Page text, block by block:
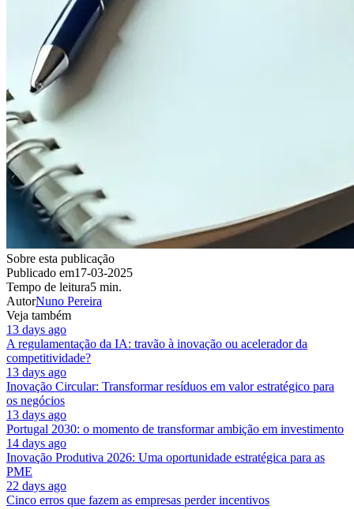
Sobre esta publicação
Publicado em17-03-2025
Tempo de leitura5 min.
AutorNuno Pereira
Veja também
13 days ago
A regulamentação da IA: travão à inovação ou acelerador da
competitividade?
13 days ago
Inovação Circular: Transformar resíduos em valor estratégico para
os negócios
13 days ago
Portugal 2030: o momento de transformar ambição em investimento
14 days ago
Inovação Produtiva 2026: Uma oportunidade estratégica para as
PME
22 days ago
Cinco erros que fazem as empresas perder incentivos